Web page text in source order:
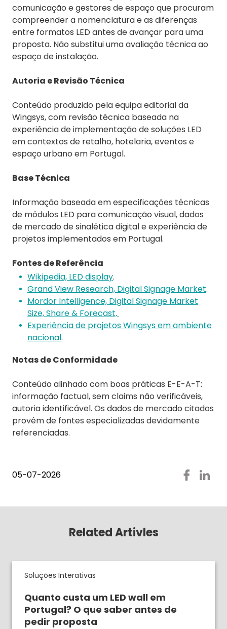
comunicação e gestores de espaço que procuram
compreender a nomenclatura e as diferenças
entre formatos LED antes de avançar para uma
proposta. Não substitui uma avaliação técnica ao
espaço de instalação.
Autoria e Revisão Técnica
Conteúdo produzido pela equipa editorial da
Wingsys, com revisão técnica baseada na
experiência de implementação de soluções LED
em contextos de retalho, hotelaria, eventos e
espaço urbano em Portugal.
Base Técnica
Informação baseada em especificações técnicas
de módulos LED para comunicação visual, dados
de mercado de sinalética digital e experiência de
projetos implementados em Portugal.
Fontes de Referência
Wikipedia, LED display.
Grand View Research, Digital Signage Market.
Mordor Intelligence, Digital Signage Market
Size, Share & Forecast.
Experiência de projetos Wingsys em ambiente
nacional.
Notas de Conformidade
Conteúdo alinhado com boas práticas E-E-A-T:
informação factual, sem claims não verificáveis,
autoria identificável. Os dados de mercado citados
provêm de fontes especializadas devidamente
referenciadas.
05-07-2026
Related Artivles
Soluções Interativas
Quanto custa um LED wall em
Portugal? O que saber antes de
pedir proposta